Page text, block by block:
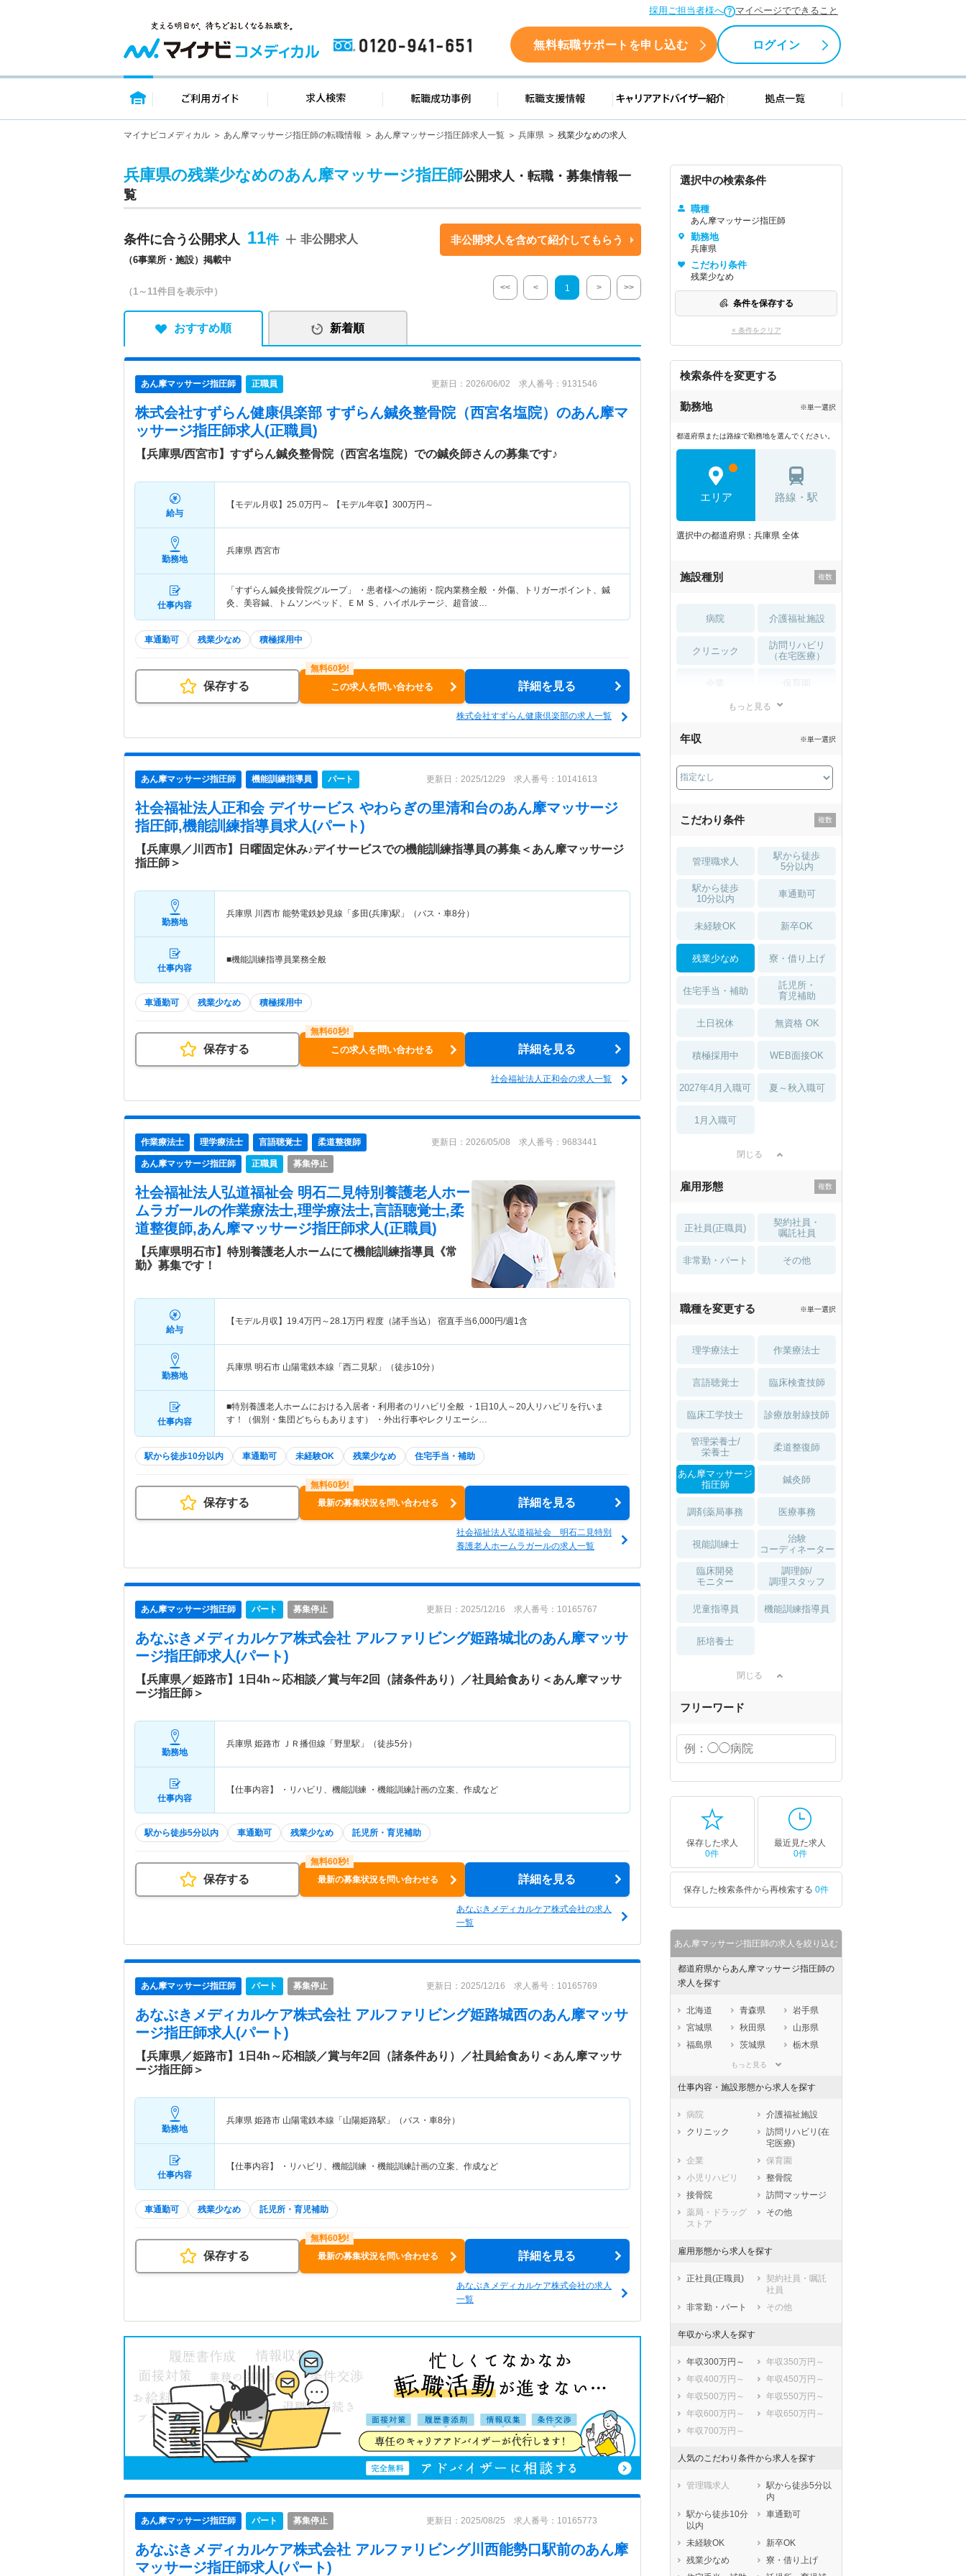
採用ご担当者様へ マイページでできること
0120-941-651 無料転職サポートを申し込む ログイン
トップページ ご利用ガイド 求人検索 転職成功事例 転職支援情報 キャリアアドバイザー紹介 拠点一覧
マイナビコメディカル あん摩マッサージ指圧師の転職情報 あん摩マッサージ指圧師求人一覧 兵庫県 残業少なめの求人
兵庫県の残業少なめのあん摩マッサージ指圧師公開求人・転職・募集情報一
覧
条件に合う公開求人 11
（6事業所・施設）掲載中
非公開求人 非公開求人を含めて紹介してもらう
（1～11件目を表示中） << < 1 > >>
おすすめ順 新着順
あん摩マッサージ指圧師 正職員 更新日：2026/06/02 求人番号：9131546
株式会社すずらん健康倶楽部 すずらん鍼灸整骨院（西宮名塩院） のあん摩マ
ッサージ指圧師求人(正職員)
【兵庫県/西宮市】すずらん鍼灸整骨院（西宮名塩院）での鍼灸師さんの募集です♪
給与
【モデル月収】 25.0万円～ 【モデル年収】 300万円～
勤務地
兵庫県 西宮市
仕事内容
「すずらん鍼灸接骨院グループ」 ・患者様への施術・院内業務全般 ・外傷、トリガーポイント、鍼
灸、美容鍼、トムソンベッド、ＥＭ Ｓ、ハイボルテージ、超音波…
車通勤可 残業少なめ 積極採用中
保存する この求人を問い合わせる 詳細を見る
株式会社すずらん健康倶楽部の求人一覧
あん摩マッサージ指圧師 機能訓練指導員 パート 更新日：2025/12/29 求人番号：10141613
社会福祉法人正和会 デイサービス やわらぎの里清和台のあん摩マッサージ
指圧師,機能訓練指導員求人(パート)
【兵庫県／川西市】日曜固定休み♪デイサービスでの機能訓練指導員の募集＜あん摩マッサージ
指圧師＞
勤務地
兵庫県 川西市 能勢電鉄妙見線「多田(兵庫)駅」（バス・車8分）
仕事内容
■機能訓練指導員業務全般
車通勤可 残業少なめ 積極採用中
保存する この求人を問い合わせる 詳細を見る
社会福祉法人正和会の求人一覧
作業療法士 理学療法士 言語聴覚士 柔道整復師
あん摩マッサージ指圧師 正職員 募集停止
更新日：2026/05/08 求人番号：9683441
社会福祉法人弘道福祉会 明石二見特別養護老人ホー
ムラガールの作業療法士,理学療法士,言語聴覚士,柔
道整復師,あん摩マッサージ指圧師求人(正職員)
【兵庫県明石市】特別養護老人ホームにて機能訓練指導員《常
勤》募集です！
給与
【モデル月収】 19.4万円～28.1万円 程度（諸手当込） 宿直手当6,000円/週1含
勤務地
兵庫県 明石市 山陽電鉄本線「西二見駅」（徒歩10分）
仕事内容
■特別養護老人ホームにおける入居者・利用者のリハビリ全般 ・1日10人～20人リハビリを行いま
す！（個別・集団どちらもあります） ・外出行事やレクリエーシ…
駅から徒歩10分以内 車通勤可 未経験OK 残業少なめ 住宅手当・補助
保存する 最新の募集状況を問い合わせる 詳細を見る
社会福祉法人弘道福祉会 明石二見特別
養護老人ホームラガールの求人一覧
あん摩マッサージ指圧師 パート 募集停止 更新日：2025/12/16 求人番号：10165767
あなぶきメディカルケア株式会社 アルファリビング姫路城北のあん摩マッサ
ージ指圧師求人(パート)
【兵庫県／姫路市】1日4h～応相談／賞与年2回（諸条件あり）／社員給食あり＜あん摩マッサ
ージ指圧師＞
勤務地
兵庫県 姫路市 ＪＲ播但線「野里駅」（徒歩5分）
仕事内容
【仕事内容】 ・リハビリ、機能訓練 ・機能訓練計画の立案、作成など
駅から徒歩5分以内 車通勤可 残業少なめ 託児所・育児補助
保存する 最新の募集状況を問い合わせる 詳細を見る
あなぶきメディカルケア株式会社の求人
一覧
あん摩マッサージ指圧師 パート 募集停止 更新日：2025/12/16 求人番号：10165769
あなぶきメディカルケア株式会社 アルファリビング姫路城西のあん摩マッサ
ージ指圧師求人(パート)
【兵庫県／姫路市】1日4h～応相談／賞与年2回（諸条件あり）／社員給食あり＜あん摩マッサ
ージ指圧師＞
勤務地
兵庫県 姫路市 山陽電鉄本線「山陽姫路駅」（バス・車8分）
仕事内容
【仕事内容】 ・リハビリ、機能訓練 ・機能訓練計画の立案、作成など
車通勤可 残業少なめ 託児所・育児補助
保存する 最新の募集状況を問い合わせる 詳細を見る
あなぶきメディカルケア株式会社の求人
一覧
あん摩マッサージ指圧師 パート 募集停止 更新日：2025/08/25 求人番号：10165773
あなぶきメディカルケア株式会社 アルファリビング川西能勢口駅前のあん摩
マッサージ指圧師求人(パート)
選択中の検索条件
職種
あん摩マッサージ指圧師
勤務地
兵庫県
こだわり条件
残業少なめ
条件を保存する
× 条件をクリア
検索条件を変更する
勤務地 ※単一選択
都道府県または路線で勤務地を選んでください。
エリア 路線・駅
選択中の都道府県：兵庫県 全体
施設種別
病院 介護福祉施設
クリニック
訪問リハビリ
（在宅医療）
薬局・
もっと見る
年収 ※単一選択
こだわり条件
管理職求人
駅から徒歩
5分以内
駅から徒歩
10分以内
車通勤可
未経験OK 新卒OK
残業少なめ 寮・借り上げ
住宅手当・補助
託児所・
育児補助
土日祝休 無資格 OK
積極採用中 WEB面接OK
2027年4月入職可 夏～秋入職可
1月入職可
閉じる
雇用形態
正社員(正職員)
契約社員・
嘱託社員
非常勤・パート その他
職種を変更する ※単一選択
理学療法士 作業療法士
言語聴覚士 臨床検査技師
臨床工学技士 診療放射線技師
管理栄養士/
栄養士
柔道整復師
あん摩マッサージ
指圧師
鍼灸師
調剤薬局事務 医療事務
視能訓練士
治験
コーディネーター
臨床開発
モニター
調理師/
調理スタッフ
児童指導員 機能訓練指導員
胚培養士
閉じる
フリーワード
保存した求人
0件
最近見た求人
0件
保存した検索条件から再検索する 0件
あん摩マッサージ指圧師の求人を絞り込む
都道府県からあん摩マッサージ指圧師の
求人を探す
北海道 青森県
岩手県
宮城県
秋田県
山形県
福島県
茨城県
栃木県
埼玉県
石川県
福井県
岐阜県
静岡県
愛知県
三重県
大阪府
兵庫県
奈良県
鳥取県
島根県
広島県
山口県
徳島県
香川県
愛媛県
熊本県
大分県
もっと見る
仕事内容・施設形態から求人を探す
病院
介護福祉施設
クリニック
訪問リハビリ(在
宅医療)
企業
保育園
小児リハビリ
整骨院
接骨院
訪問マッサージ
薬局・ドラッグ
ストア
その他
雇用形態から求人を探す
正社員(正職員)
契約社員・嘱託
社員
非常勤・パート
その他
年収から求人を探す
年収300万円～
年収350万円～
年収400万円～
年収450万円～
年収500万円～
年収550万円～
年収600万円～
年収650万円～
年収700万円～
人気のこだわり条件から求人を探す
管理職求人
駅から徒歩5分以
内
駅から徒歩10分
以内
車通勤可
未経験OK
新卒OK
残業少なめ
寮・借り上げ